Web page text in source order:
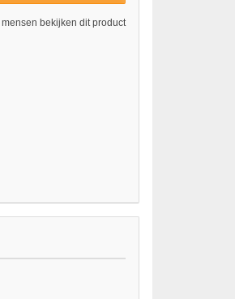
mensen bekijken dit product